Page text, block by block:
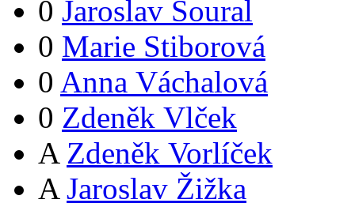
0 Jaroslav Soural
0 Marie Stiborová
0 Anna Váchalová
0 Zdeněk Vlček
A Zdeněk Vorlíček
A Jaroslav Žižka